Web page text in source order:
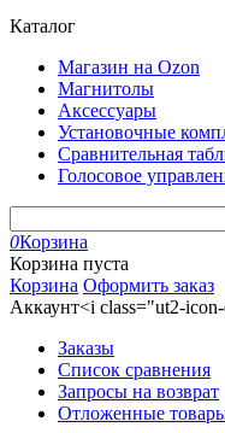
Каталог
Магазин на Ozon
Магнитолы
Аксессуары
Установочные
Сравнительная
Голосовое
0Корзина
Корзина пуста
Корзина Оформить заказ
Аккаунт<i class="ut2-
Заказы
Список сравнения
Запросы на возврат
Отложенные